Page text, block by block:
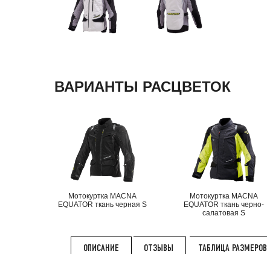
ВАРИАНТЫ РАСЦВЕТОК
Мотокуртка MACNA
EQUATOR ткань черная S
Мотокуртка MACNA
EQUATOR ткань черно-
салатовая S
ОПИСАНИЕ ОТЗЫВЫ ТАБЛИЦА РАЗМЕРОВ